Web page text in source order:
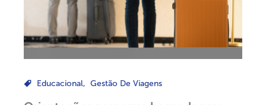
Educacional, Gestão De Viagens